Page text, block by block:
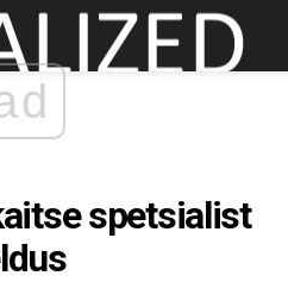
spetsialist